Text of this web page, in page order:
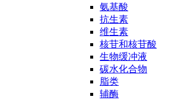
氨基酸
抗生素
维生素
核苷和核苷酸
生物缓冲液
碳水化合物
脂类
辅酶